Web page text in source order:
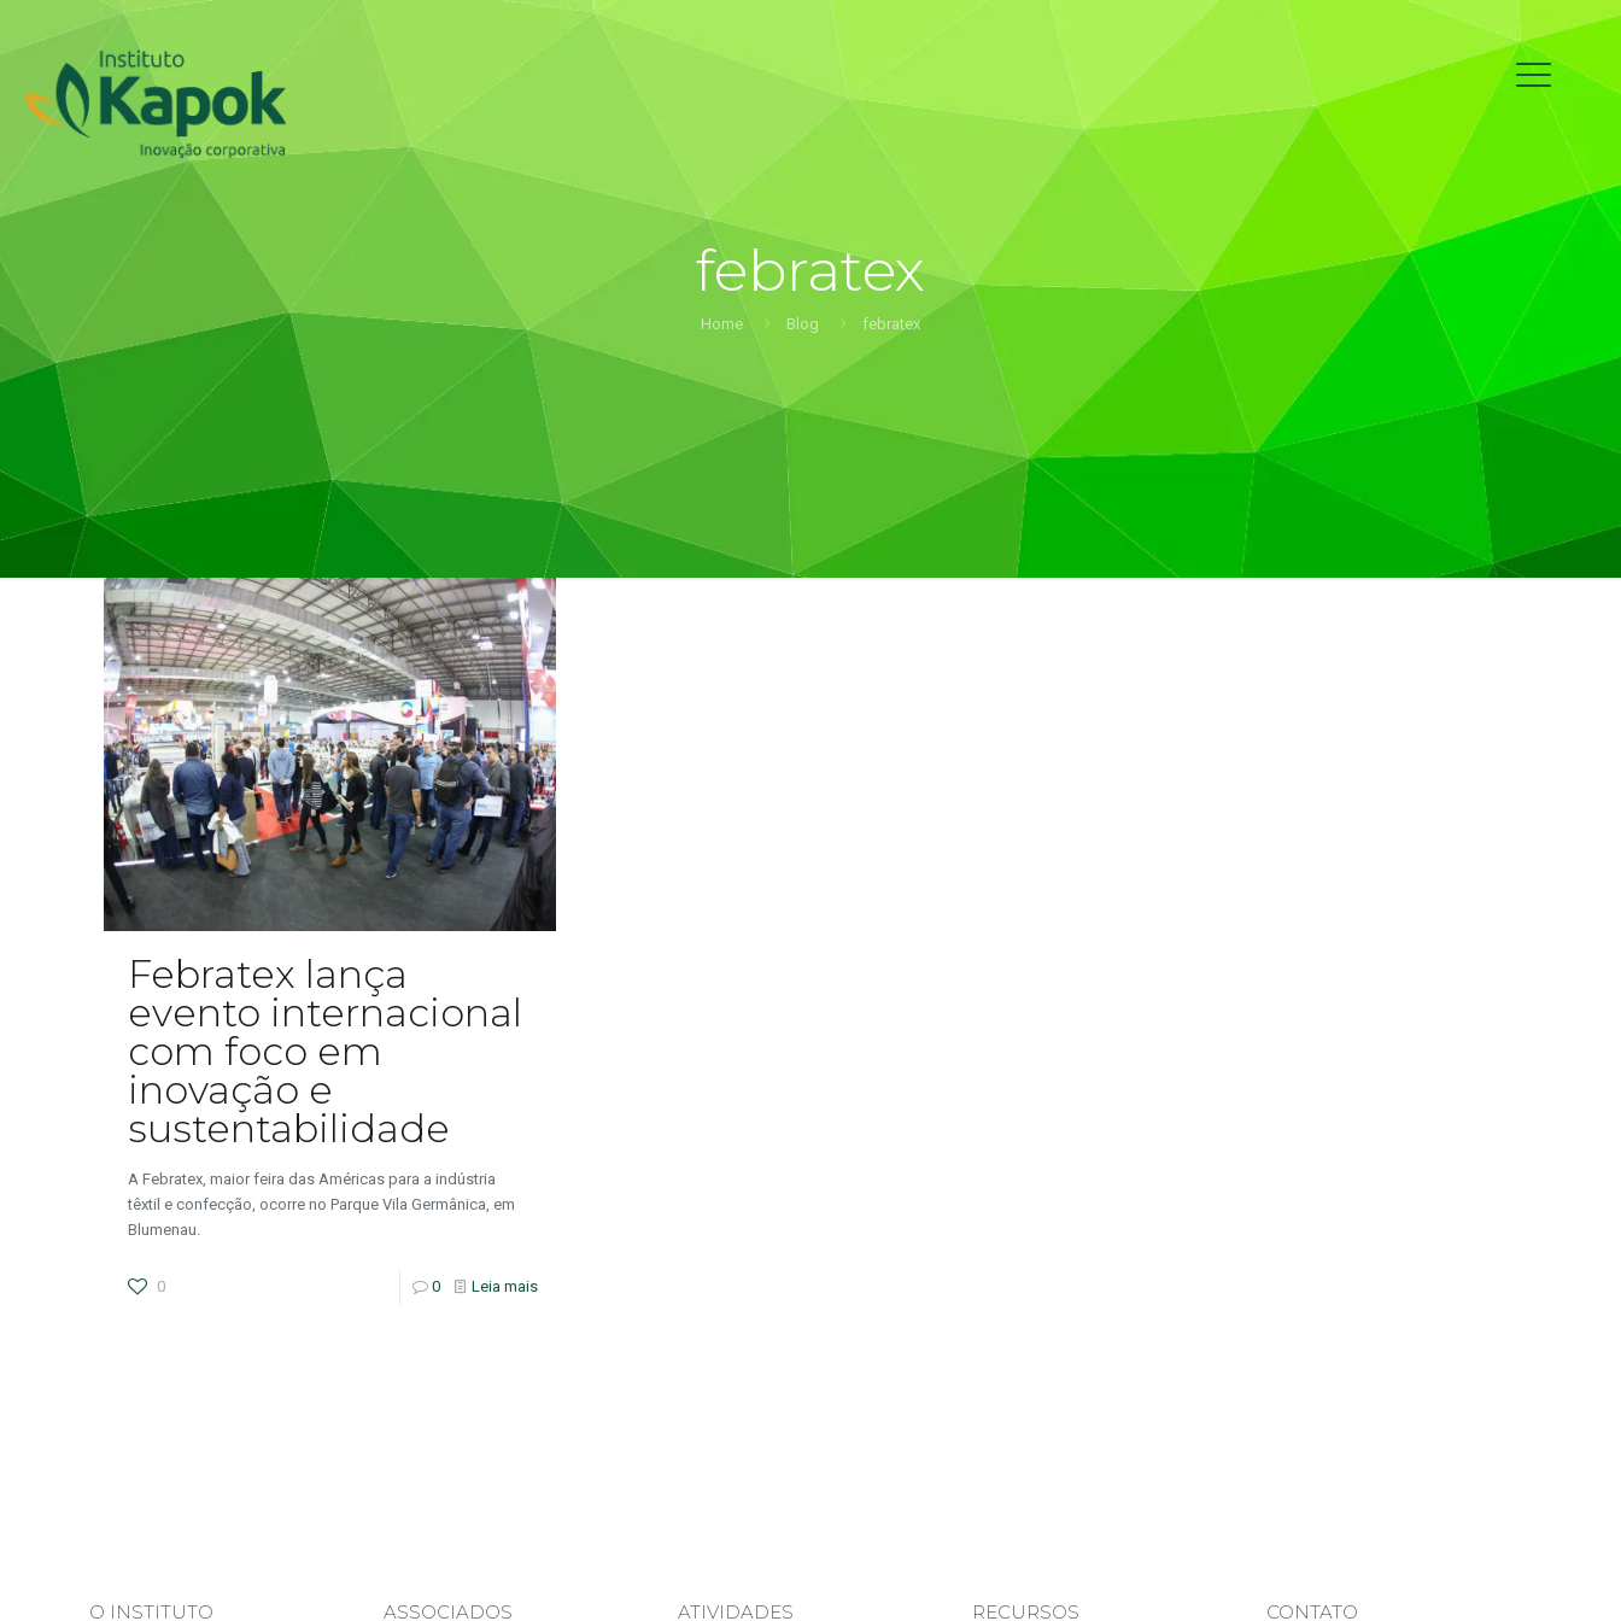
febratex
Home Blog febratex
Febratex lança
evento internacional
com foco em
inovação e
sustentabilidade
A Febratex, maior feira das Américas para a indústria
têxtil e confecção, ocorre no Parque Vila Germânica, em
Blumenau.
0 0 Leia mais
O INSTITUTO ASSOCIADOS ATIVIDADES RECURSOS CONTATO